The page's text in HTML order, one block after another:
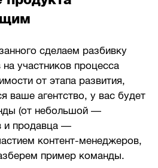
сделаем разбивку
участников процесса
от этапа развития,
ваше агентство, у вас будет
(от небольшой —
и продавца —
контент-менеджеров,
пример команды.